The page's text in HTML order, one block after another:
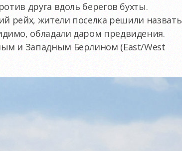
друга вдоль берегов бухты.
рейх, жители поселка решили назвать
обладали даром предвидения.
и Западным Берлином (East/West